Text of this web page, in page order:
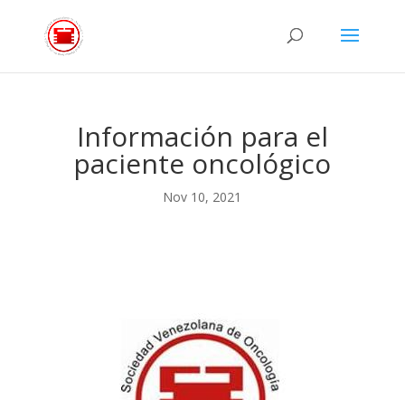
Información para el
paciente oncológico
Nov 10, 2021